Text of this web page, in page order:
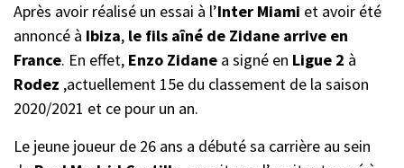
Après avoir réalisé un essai à l’Inter Miami et avoir été
annoncé à Ibiza, le fils aîné de Zidane arrive en
France. En effet, Enzo Zidane a signé en Ligue 2 à
Rodez ,actuellement 15e du classement de la saison
2020/2021 et ce pour un an.
Le jeune joueur de 26 ans a débuté sa carrière au sein